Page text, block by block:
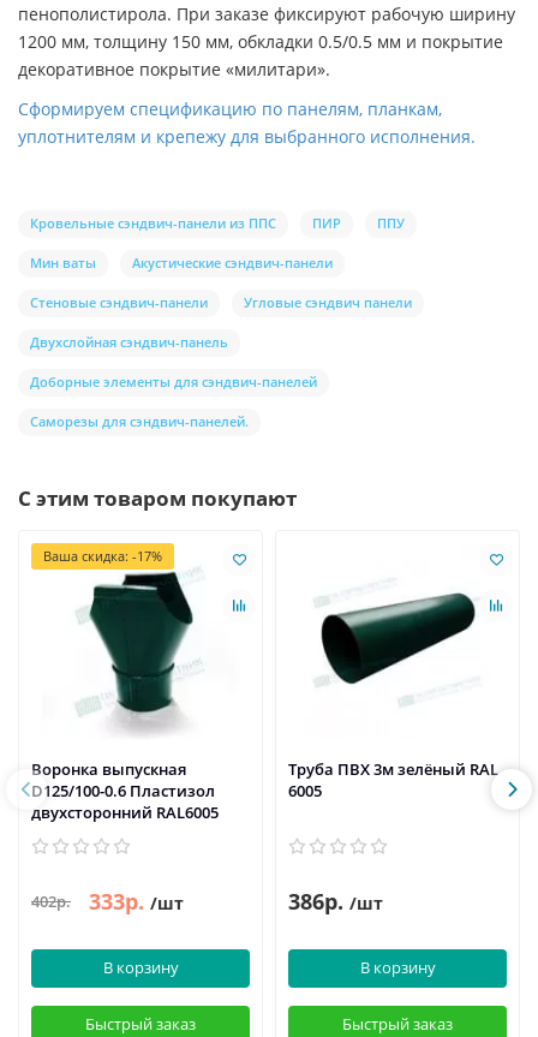
пенополистирола. При заказе фиксируют рабочую ширину
1200 мм, толщину 150 мм, обкладки 0.5/0.5 мм и покрытие
декоративное покрытие «милитари».
Сформируем спецификацию по панелям, планкам,
уплотнителям и крепежу для выбранного исполнения.
Кровельные сэндвич-панели из ППС ПИР ППУ
Мин ваты Акустические сэндвич-панели
Стеновые сэндвич-панели Угловые сэндвич панели
Двухслойная сэндвич-панель
Доборные элементы для сэндвич-панелей
Саморезы для сэндвич-панелей.
С этим товаром покупают
Ваша скидка: -17%
Воронка выпускная
D125/100-0.6 Пластизол
двухсторонний RAL6005
402р. 333р. /шт
В корзину
Быстрый заказ
Труба ПВХ 3м зелёный RAL
6005
386р. /шт
В корзину
Быстрый заказ